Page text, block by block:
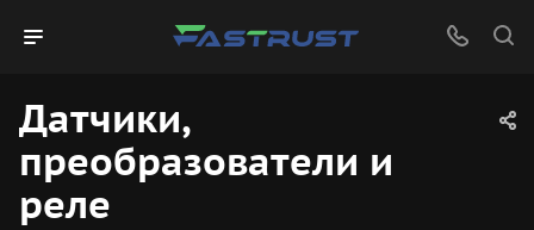
Датчики,
преобразователи и
реле